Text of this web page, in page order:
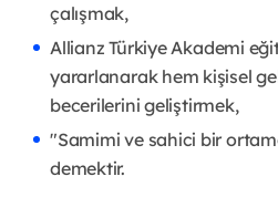
çalışmak,
Allianz Türkiye Akademi
yararlanarak hem kişisel
becerilerini geliştirmek,
"Samimi ve sahici bir
demektir.